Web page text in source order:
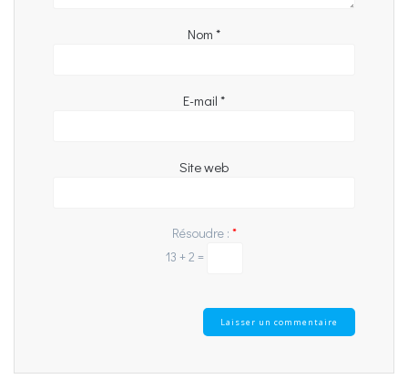
Nom *
E-mail *
Site web
Résoudre : *
13 + 2 =